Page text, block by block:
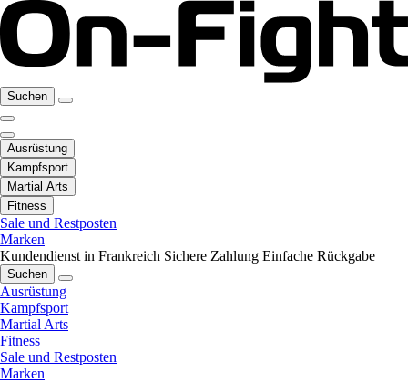
Suchen
Ausrüstung
Kampfsport
Martial Arts
Fitness
Sale und Restposten
Marken
Kundendienst in Frankreich Sichere Zahlung Einfache Rückgabe
Suchen
Ausrüstung
Kampfsport
Martial Arts
Fitness
Sale und Restposten
Marken